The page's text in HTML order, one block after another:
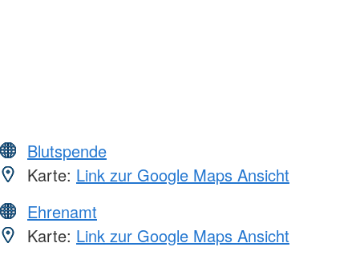
Blutspende
Karte: Link zur Google Maps Ansicht
Ehrenamt
Karte: Link zur Google Maps Ansicht